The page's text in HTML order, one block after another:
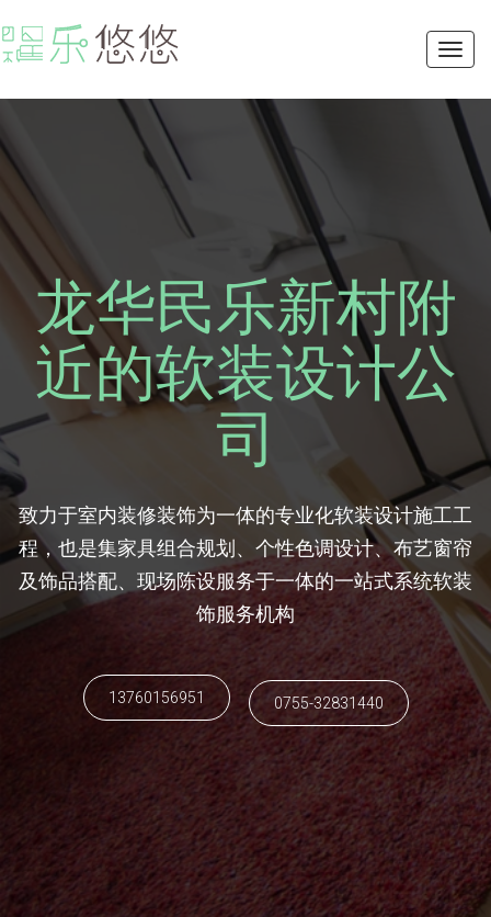
龙华民乐新村附
近的软装设计公
司
致力于室内装修装饰为一体的专业化软装设计施工工
程，也是集家具组合规划、个性色调设计、布艺窗帘
及饰品搭配、现场陈设服务于一体的一站式系统软装
饰服务机构
13760156951 0755-32831440